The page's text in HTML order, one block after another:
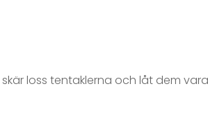
loss tentaklerna och låt dem